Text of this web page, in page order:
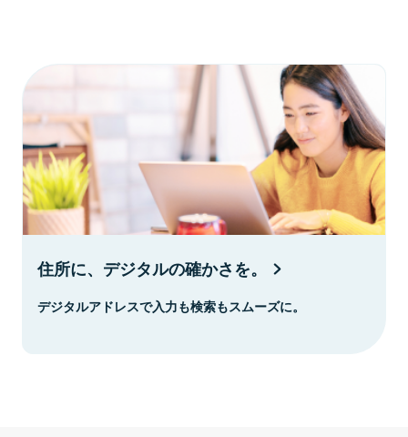
住所に、デジタルの確かさを。
デジタルアドレスで入力も検索もスムーズに。